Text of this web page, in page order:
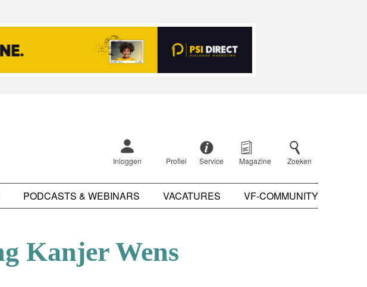
Inloggen Profiel Service Magazine Zoeken
PODCASTS & WEBINARS VACATURES VF-COMMUNITY
Kanjer Wens